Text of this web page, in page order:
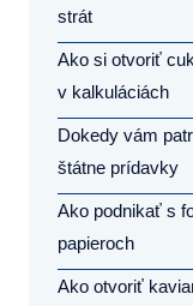
strát
Ako si otvoriť
v kalkuláciách
Dokedy vám
štátne prídavky
Ako podnikať s
papieroch
Ako otvoriť